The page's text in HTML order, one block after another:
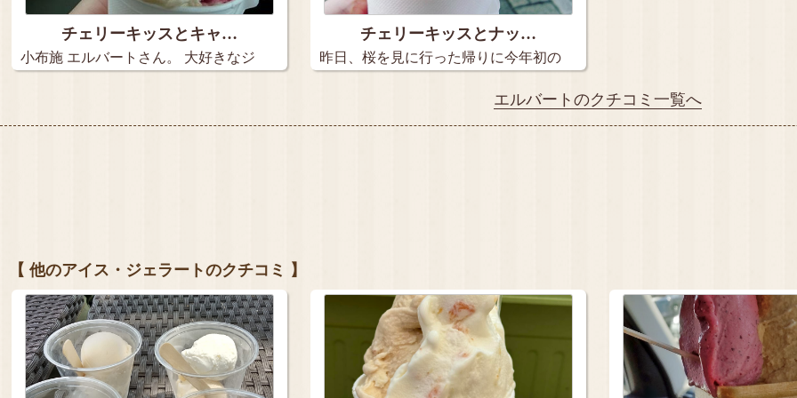
チェリーキッスとキャ…
小布施 エルバートさん。 大好きなジ
チェリーキッスとナッ…
昨日、桜を見に行った帰りに今年初の
エルバートのクチコミ一覧へ
【 他のアイス・ジェラートのクチコミ 】